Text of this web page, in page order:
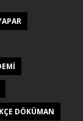
DÖKÜMAN